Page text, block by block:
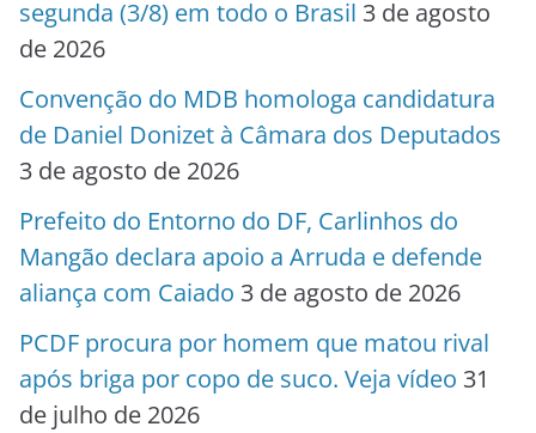
segunda (3/8) em todo o Brasil 3 de agosto
de 2026
Convenção do MDB homologa candidatura
de Daniel Donizet à Câmara dos Deputados
3 de agosto de 2026
Prefeito do Entorno do DF, Carlinhos do
Mangão declara apoio a Arruda e defende
aliança com Caiado 3 de agosto de 2026
PCDF procura por homem que matou rival
após briga por copo de suco. Veja vídeo 31
de julho de 2026